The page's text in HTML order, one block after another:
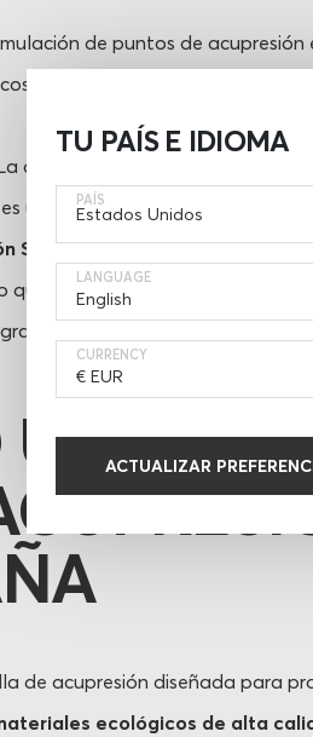
TU PAÍS E IDIOMA
PAÍS
LANGUAGE
CURRENCY
ACTUALIZAR
de puntos de
naturales del cuerpo, que
acupresión puede promover la
un desencadenante común de
Sanguínea:Al estimular puntos
que puede ayudar a aliviar la
de acupresión diseñada para
ecológicos de alta